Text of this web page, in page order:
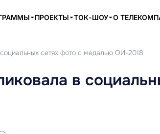
ПРОЕКТЫ ТОК-ШОУ О
сетях фото с медалью ОИ-2018
в